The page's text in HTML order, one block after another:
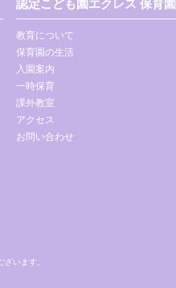
認定こども園エクレス 保育園
教育について
保育園の生活
入園案内
一時保育
課外教室
アクセス
お問い合わせ
います。